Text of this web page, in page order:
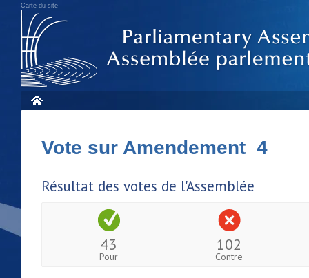
Carte du site
Vote sur Amendement 4
Résultat des votes de l'Assemblée
43
Pour
102
Contre